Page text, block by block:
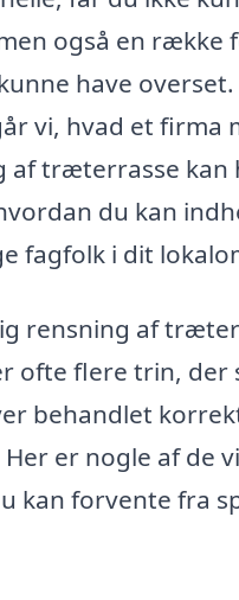
også en række
have
vi, hvad et firma
af træterrasse kan
du kan
fagfolk i dit
rensning af
ofte flere trin, der
behandlet
er nogle af de
kan forvente fra